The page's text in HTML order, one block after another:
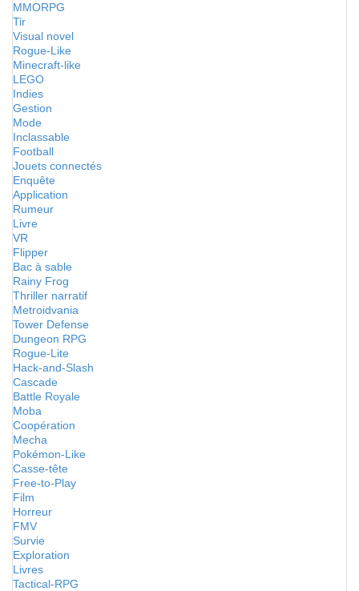
MMORPG
Tir
Visual novel
Rogue-Like
Minecraft-like
LEGO
Indies
Gestion
Mode
Inclassable
Football
Jouets connectés
Enquête
Application
Rumeur
Livre
VR
Flipper
Bac à sable
Rainy Frog
Thriller narratif
Metroidvania
Tower Defense
Dungeon RPG
Rogue-Lite
Hack-and-Slash
Cascade
Battle Royale
Moba
Coopération
Mecha
Pokémon-Like
Casse-tête
Free-to-Play
Film
Horreur
FMV
Survie
Exploration
Livres
Tactical-RPG